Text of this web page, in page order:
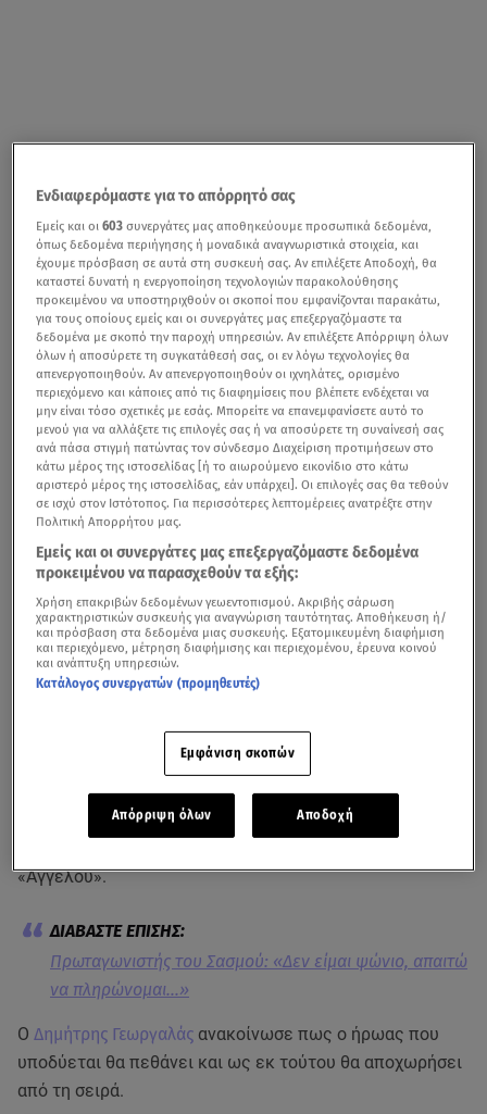
Καταιγιστικές αναμένεται να είναι οι εξελίξεις στα
επόμενα επεισόδια του«Σασμού»
. Όπως έχουμε δει ο
«Άγγελου».
Πρωταγωνιστής του Σασμού: «Δεν είμαι ψώνιο, απαιτώ
να πληρώνομαι...»
Ο Δημήτρης Γεωργαλάς ανακοίνωσε πως ο ήρωας που
υποδύεται θα πεθάνει και ως εκ τούτου θα αποχωρήσει
από τη σειρά.
Ενδιαφερόμαστε για το απόρρητό σας
Εμείς και οι603 συνεργάτες μας αποθηκεύουμε προσωπικά δεδομένα,
όπως δεδομένα περιήγησης ή μοναδικά αναγνωριστικά στοιχεία, και
έχουμε πρόσβαση σε αυτά στη συσκευή σας. Αν επιλέξετε Αποδοχή, θα
καταστεί δυνατή η ενεργοποίηση τεχνολογιών παρακολούθησης
προκειμένου να υποστηριχθούν οι σκοποί που εμφανίζονται παρακάτω,
για τους οποίους εμείς και οι συνεργάτες μας επεξεργαζόμαστε τα
δεδομένα με σκοπό την παροχή υπηρεσιών. Αν επιλέξετε Απόρριψη όλων
όλων ή αποσύρετε τη συγκατάθεσή σας, οι εν λόγω τεχνολογίες θα
απενεργοποιηθούν. Αν απενεργοποιηθούν οι ιχνηλάτες, ορισμένο
περιεχόμενο και κάποιες από τις διαφημίσεις που βλέπετε ενδέχεται να
μην είναι τόσο σχετικές με εσάς. Μπορείτε να επανεμφανίσετε αυτό το
μενού για να αλλάξετε τις επιλογές σας ή να αποσύρετε τη συναίνεσή σας
ανά πάσα στιγμή πατώντας τον σύνδεσμο Διαχείριση προτιμήσεων στο
κάτω μέρος της ιστοσελίδας [ή το αιωρούμενο εικονίδιο στο κάτω
αριστερό μέρος της ιστοσελίδας, εάν υπάρχει]. Οι επιλογές σας θα τεθούν
σε ισχύ στον Ιστότοπος. Για περισσότερες λεπτομέρειες ανατρέξτε στην
Πολιτική Απορρήτου μας.
Εμείς και οι συνεργάτες μας επεξεργαζόμαστε δεδομένα
προκειμένου να παρασχεθούν τα εξής:
Χρήση επακριβών δεδομένων γεωεντοπισμού. Ακριβής σάρωση
χαρακτηριστικών συσκευής για αναγνώριση ταυτότητας. Αποθήκευση ή/
και πρόσβαση στα δεδομένα μιας συσκευής. Εξατομικευμένη διαφήμιση
και περιεχόμενο, μέτρηση διαφήμισης και περιεχομένου, έρευνα κοινού
και ανάπτυξη υπηρεσιών.
Κατάλογος συνεργατών (προμηθευτές)
Εμφάνιση σκοπών
Απόρριψη όλων Αποδοχή